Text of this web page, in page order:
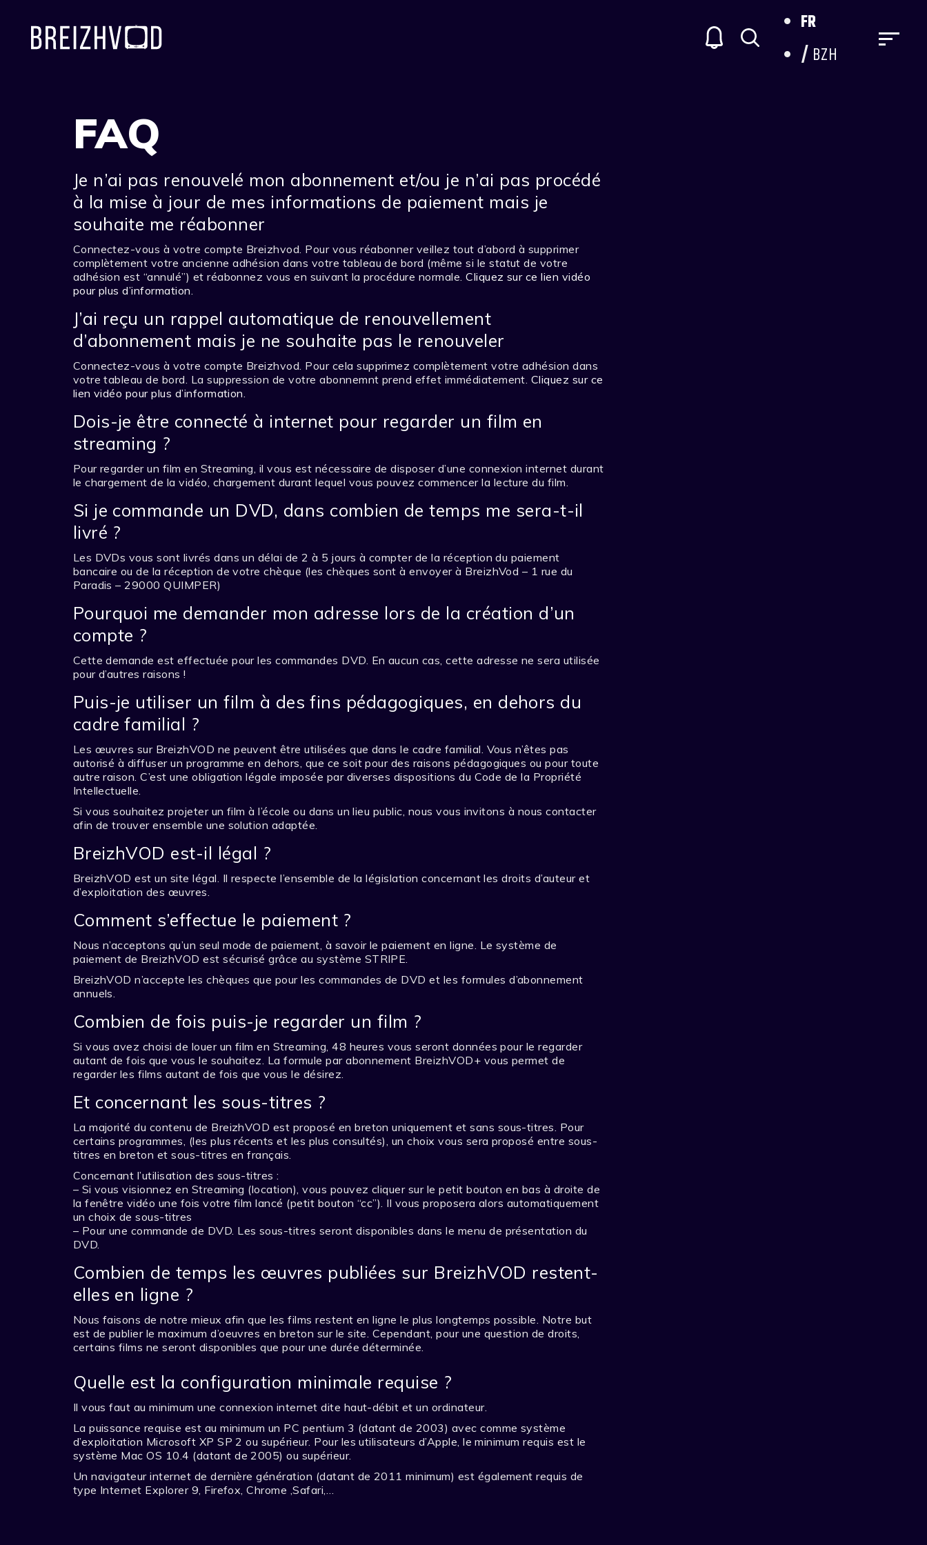
FR
BZH
FAQ
Je n’ai pas renouvelé mon abonnement et/ou je n’ai pas procédé
à la mise à jour de mes informations de paiement mais je
souhaite me réabonner
Connectez-vous à votre compte Breizhvod. Pour vous réabonner veillez tout d’abord à supprimer
complètement votre ancienne adhésion dans votre tableau de bord (même si le statut de votre
adhésion est “annulé”) et réabonnez vous en suivant la procédure normale. Cliquez sur ce lien vidéo
pour plus d’information.
J’ai reçu un rappel automatique de renouvellement
d’abonnement mais je ne souhaite pas le renouveler
Connectez-vous à votre compte Breizhvod. Pour cela supprimez complètement votre adhésion dans
votre tableau de bord. La suppression de votre abonnemnt prend effet immédiatement. Cliquez sur ce
lien vidéo pour plus d’information.
Dois-je être connecté à internet pour regarder un film en
streaming ?
Pour regarder un film en Streaming, il vous est nécessaire de disposer d’une connexion internet durant
le chargement de la vidéo, chargement durant lequel vous pouvez commencer la lecture du film.
Si je commande un DVD, dans combien de temps me sera-t-il
livré ?
Les DVDs vous sont livrés dans un délai de 2 à 5 jours à compter de la réception du paiement
bancaire ou de la réception de votre chèque (les chèques sont à envoyer à BreizhVod – 1 rue du
Paradis – 29000 QUIMPER)
Pourquoi me demander mon adresse lors de la création d’un
compte ?
Cette demande est effectuée pour les commandes DVD. En aucun cas, cette adresse ne sera utilisée
pour d’autres raisons !
Puis-je utiliser un film à des fins pédagogiques, en dehors du
cadre familial ?
Les œuvres sur BreizhVOD ne peuvent être utilisées que dans le cadre familial. Vous n’êtes pas
autorisé à diffuser un programme en dehors, que ce soit pour des raisons pédagogiques ou pour toute
autre raison. C’est une obligation légale imposée par diverses dispositions du Code de la Propriété
Intellectuelle.
Si vous souhaitez projeter un film à l’école ou dans un lieu public, nous vous invitons à nous contacter
afin de trouver ensemble une solution adaptée.
BreizhVOD est-il légal ?
BreizhVOD est un site légal. Il respecte l’ensemble de la législation concernant les droits d’auteur et
d’exploitation des œuvres.
Comment s’effectue le paiement ?
Nous n’acceptons qu’un seul mode de paiement, à savoir le paiement en ligne. Le système de
paiement de BreizhVOD est sécurisé grâce au système STRIPE.
BreizhVOD n’accepte les chèques que pour les commandes de DVD et les formules d’abonnement
annuels.
Combien de fois puis-je regarder un film ?
Si vous avez choisi de louer un film en Streaming, 48 heures vous seront données pour le regarder
autant de fois que vous le souhaitez. La formule par abonnement BreizhVOD+ vous permet de
regarder les films autant de fois que vous le désirez.
Et concernant les sous-titres ?
La majorité du contenu de BreizhVOD est proposé en breton uniquement et sans sous-titres. Pour
certains programmes, (les plus récents et les plus consultés), un choix vous sera proposé entre sous-
titres en breton et sous-titres en français.
Concernant l’utilisation des sous-titres :
– Si vous visionnez en Streaming (location), vous pouvez cliquer sur le petit bouton en bas à droite de
la fenêtre vidéo une fois votre film lancé (petit bouton “cc”). Il vous proposera alors automatiquement
un choix de sous-titres
– Pour une commande de DVD. Les sous-titres seront disponibles dans le menu de présentation du
DVD.
Combien de temps les œuvres publiées sur BreizhVOD restent-
elles en ligne ?
Nous faisons de notre mieux afin que les films restent en ligne le plus longtemps possible. Notre but
est de publier le maximum d’oeuvres en breton sur le site. Cependant, pour une question de droits,
certains films ne seront disponibles que pour une durée déterminée.
Quelle est la configuration minimale requise ?
Il vous faut au minimum une connexion internet dite haut-débit et un ordinateur.
La puissance requise est au minimum un PC pentium 3 (datant de 2003) avec comme système
d’exploitation Microsoft XP SP 2 ou supérieur. Pour les utilisateurs d’Apple, le minimum requis est le
système Mac OS 10.4 (datant de 2005) ou supérieur.
Un navigateur internet de dernière génération (datant de 2011 minimum) est également requis de
type Internet Explorer 9, Firefox, Chrome ,Safari,…